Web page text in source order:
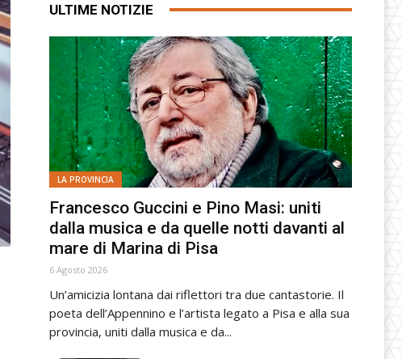
ULTIME NOTIZIE
LA PROVINCIA
Francesco Guccini e Pino Masi: uniti
dalla musica e da quelle notti davanti al
mare di Marina di Pisa
6 Agosto 2026
Un’amicizia lontana dai riflettori tra due cantastorie. Il
poeta dell’Appennino e l’artista legato a Pisa e alla sua
provincia, uniti dalla musica e da...